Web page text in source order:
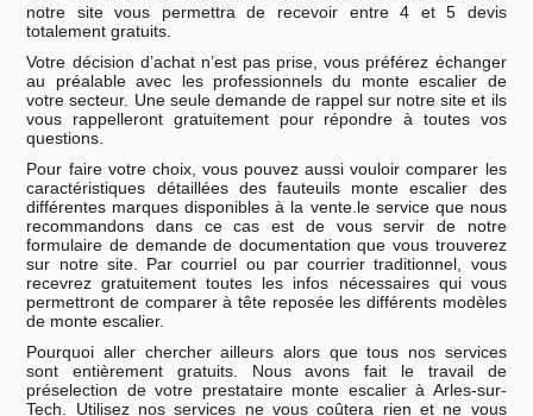
notre site vous permettra de recevoir entre 4 et 5 devis
totalement gratuits.
Votre décision d’achat n’est pas prise, vous préférez échanger
au préalable avec les professionnels du monte escalier de
votre secteur. Une seule demande de rappel sur notre site et ils
vous rappelleront gratuitement pour répondre à toutes vos
questions.
Pour faire votre choix, vous pouvez aussi vouloir comparer les
caractéristiques détaillées des fauteuils monte escalier des
différentes marques disponibles à la vente.le service que nous
recommandons dans ce cas est de vous servir de notre
formulaire de demande de documentation que vous trouverez
sur notre site. Par courriel ou par courrier traditionnel, vous
recevrez gratuitement toutes les infos nécessaires qui vous
permettront de comparer à tête reposée les différents modèles
de monte escalier.
Pourquoi aller chercher ailleurs alors que tous nos services
sont entièrement gratuits. Nous avons fait le travail de
préselection de votre prestataire monte escalier à Arles-sur-
Tech. Utilisez nos services ne vous coûtera rien et ne vous